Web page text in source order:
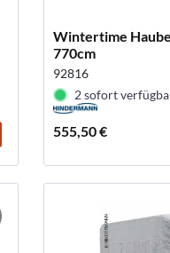
Wintertime
770cm
92816
2 sofort
555,50 €